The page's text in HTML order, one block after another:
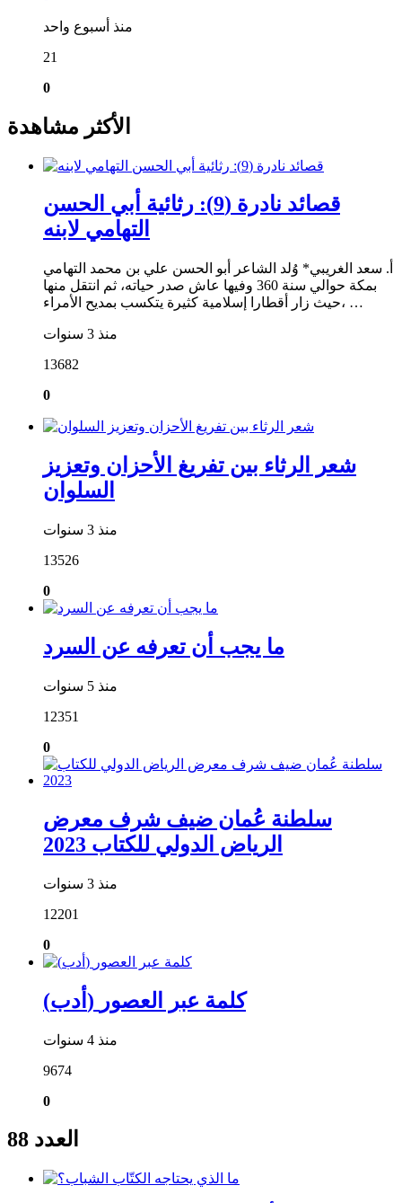
منذ أسبوع واحد
21
0
الأكثر مشاهدة
قصائد نادرة (9): رثائية أبي الحسن
التهامي لابنه
أ. سعد الغريبي* وُلد الشاعر أبو الحسن علي بن محمد التهامي
بمكة حوالي سنة 360 وفيها عاش صدر حياته، ثم انتقل منها
حيث زار أقطارا إسلامية كثيرة يتكسب بمديح الأمراء، …
منذ 3 سنوات
13682
0
شعر الرثاء بين تفريغ الأحزان وتعزيز
السلوان
منذ 3 سنوات
13526
0
ما يجب أن تعرفه عن السرد
منذ 5 سنوات
12351
0
سلطنة عُمان ضيف شرف معرض
الرياض الدولي للكتاب 2023
منذ 3 سنوات
12201
0
(أدب) كلمة عبر العصور
منذ 4 سنوات
9674
0
العدد 88